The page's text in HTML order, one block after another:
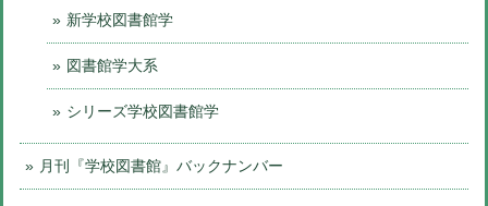
新学校図書館学
図書館学大系
シリーズ学校図書館学
月刊『学校図書館』バックナンバー